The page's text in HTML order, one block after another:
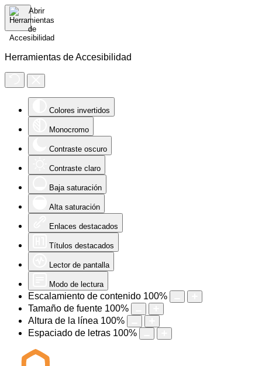
Herramientas de Accesibilidad
Colores invertidos
Monocromo
Contraste oscuro
Contraste claro
Baja saturación
Alta saturación
Enlaces destacados
Títulos destacados
Lector de pantalla
Modo de lectura
Escalamiento de contenido 100%
Tamaño de fuente 100%
Altura de la línea 100%
Espaciado de letras 100%